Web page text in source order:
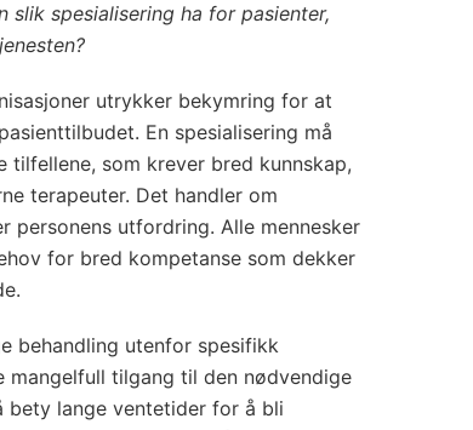
slik spesialisering ha for pasienter,
utrykker bekymring for at
En spesialisering må
tilfellene, som krever bred kunnskap,
terapeuter. Det handler om
personens utfordring. Alle mennesker
for bred kompetanse som dekker
behandling utenfor spesifikk
mangelfull tilgang til den nødvendige
bety lange ventetider for å bli